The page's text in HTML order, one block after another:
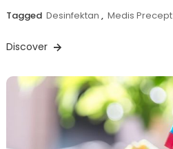
Tagged Desinfektan , Medis Precept
Discover